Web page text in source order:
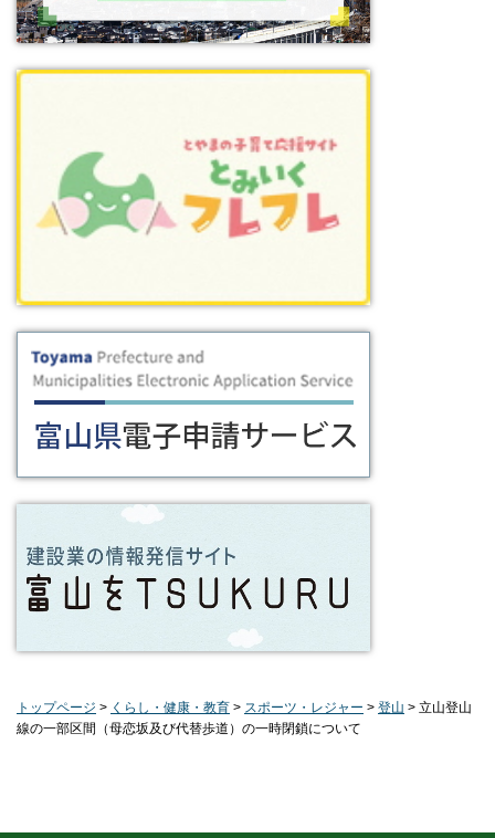
トップページ > くらし・健康・教育 > スポーツ・レジャー > 登山 > 立山登山
線の一部区間（母恋坂及び代替歩道）の一時閉鎖について